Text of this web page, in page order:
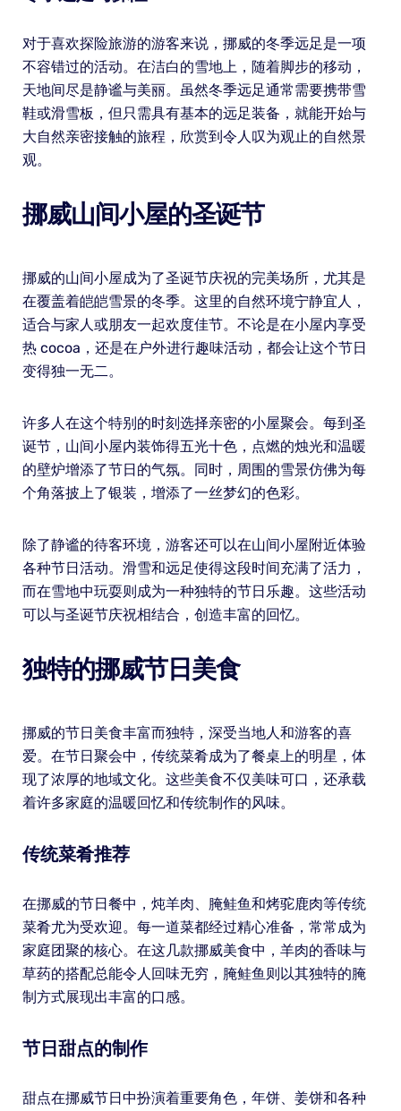
对于喜欢探险旅游的游客来说，挪威的冬季远足是一项
不容错过的活动。在洁白的雪地上，随着脚步的移动，
天地间尽是静谧与美丽。虽然冬季远足通常需要携带雪
鞋或滑雪板，但只需具有基本的远足装备，就能开始与
大自然亲密接触的旅程，欣赏到令人叹为观止的自然景
观。
挪威山间小屋的圣诞节
挪威的山间小屋成为了圣诞节庆祝的完美场所，尤其是
在覆盖着皑皑雪景的冬季。这里的自然环境宁静宜人，
适合与家人或朋友一起欢度佳节。不论是在小屋内享受
热 cocoa，还是在户外进行趣味活动，都会让这个节日
变得独一无二。
许多人在这个特别的时刻选择亲密的小屋聚会。每到圣
诞节，山间小屋内装饰得五光十色，点燃的烛光和温暖
的壁炉增添了节日的气氛。同时，周围的雪景仿佛为每
个角落披上了银装，增添了一丝梦幻的色彩。
除了静谧的待客环境，游客还可以在山间小屋附近体验
各种节日活动。滑雪和远足使得这段时间充满了活力，
而在雪地中玩耍则成为一种独特的节日乐趣。这些活动
可以与圣诞节庆祝相结合，创造丰富的回忆。
独特的挪威节日美食
挪威的节日美食丰富而独特，深受当地人和游客的喜
爱。在节日聚会中，传统菜肴成为了餐桌上的明星，体
现了浓厚的地域文化。这些美食不仅美味可口，还承载
着许多家庭的温暖回忆和传统制作的风味。
传统菜肴推荐
在挪威的节日餐中，炖羊肉、腌鲑鱼和烤驼鹿肉等传统
菜肴尤为受欢迎。每一道菜都经过精心准备，常常成为
家庭团聚的核心。在这几款挪威美食中，羊肉的香味与
草药的搭配总能令人回味无穷，腌鲑鱼则以其独特的腌
制方式展现出丰富的口感。
节日甜点的制作
甜点在挪威节日中扮演着重要角色，年饼、姜饼和各种